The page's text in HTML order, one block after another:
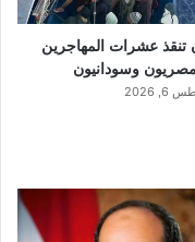
تنقذ عشرات المهاجرين
مصريون وسودانيون
2026